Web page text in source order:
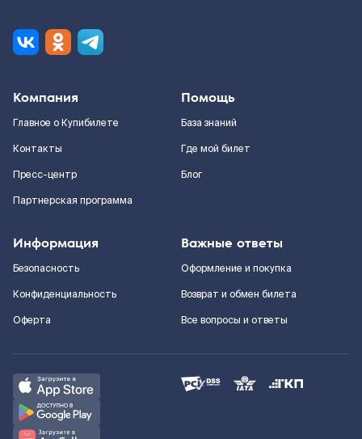
Компания
Главное о Купибилете
Контакты
Пресс-центр
Партнерская программа
Помощь
База знаний
Где мой билет
Блог
Информация
Безопасность
Конфиденциальность
Оферта
Важные ответы
Оформление и покупка
Возврат и обмен билета
Все вопросы и ответы